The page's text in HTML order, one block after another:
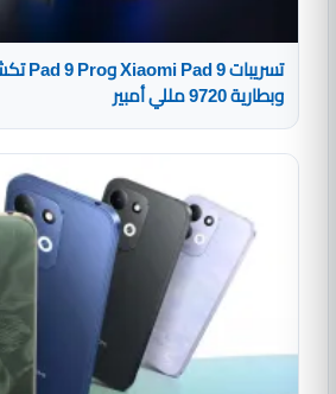
وبطارية 9720 مللي أمبير